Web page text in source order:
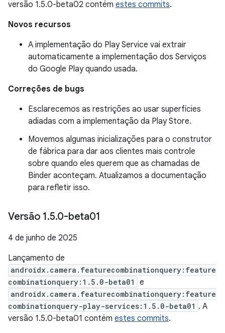
versão 1.5.0-beta02 contém estes commits.
Novos recursos
A implementação do Play Service vai extrair
automaticamente a implementação dos Serviços
do Google Play quando usada.
Correções de bugs
Esclarecemos as restrições ao usar superfícies
adiadas com a implementação da Play Store.
Movemos algumas inicializações para o construtor
de fábrica para dar aos clientes mais controle
sobre quando eles querem que as chamadas de
Binder aconteçam. Atualizamos a documentação
para refletir isso.
Versão 1.5.0-beta01
4 de junho de 2025
Lançamento de
androidx.camera.featurecombinationquery:feature
combinationquery:1.5.0-beta01
e
androidx.camera.featurecombinationquery:feature
combinationquery-play-services:1.5.0-beta01 . A
versão 1.5.0-beta01 contém estes commits.